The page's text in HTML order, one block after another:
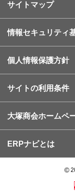
サイトマップ
情報セキュリティ
個人情報保護方針
サイトの利用条件
大塚商会ホームペ
ERPナビとは
©